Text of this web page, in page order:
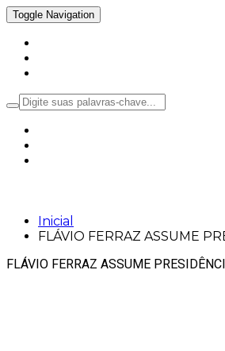
Toggle Navigation
Inicial
FLÁVIO FERRAZ ASSUME
FLÁVIO FERRAZ ASSUME